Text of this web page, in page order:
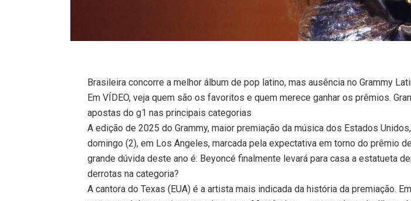
Brasileira concorre a melhor álbum de pop latino, mas ausência no Grammy
Em VÍDEO, veja quem são os favoritos e quem merece ganhar os prêmios.
apostas do g1 nas principais categorias
A edição de 2025 do Grammy, maior premiação da música dos Estados
domingo (2), em Los Angeles, marcada pela expectativa em torno do prêmio
grande dúvida deste ano é: Beyoncé finalmente levará para casa a estatueta
derrotas na categoria?
A cantora do Texas (EUA) é a artista mais indicada da história da premiação.